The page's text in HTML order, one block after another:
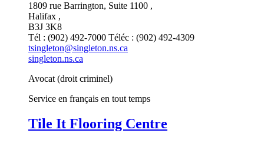
1809 rue Barrington, Suite 1100 ,
Halifax ,
B3J 3K8
Tél : (902) 492-7000 Téléc : (902) 492-4309
tsingleton@singleton.ns.ca
singleton.ns.ca
Avocat (droit criminel)
Service en français en tout temps
Tile It Flooring Centre